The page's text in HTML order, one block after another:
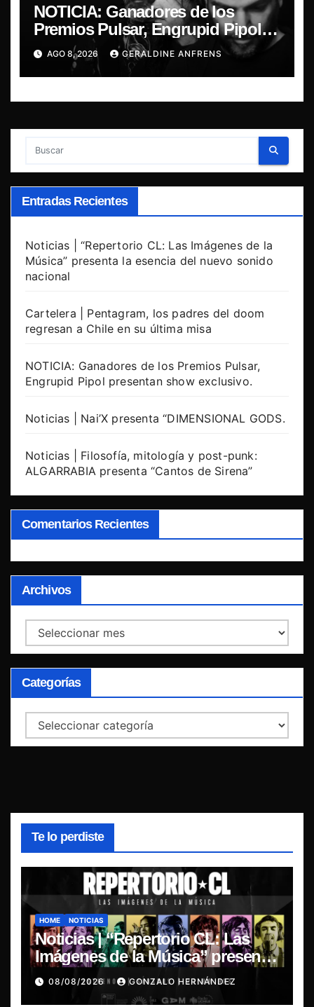
NOTICIA: Ganadores de los
Premios Pulsar, Engrupid Pipol
presentan show exclusivo.
AGO 8, 2026 GERALDINE ANFRENS
Entradas Recientes
Noticias | “Repertorio CL: Las Imágenes de la
Música” presenta la esencia del nuevo sonido
nacional
Cartelera | Pentagram, los padres del doom
regresan a Chile en su última misa
NOTICIA: Ganadores de los Premios Pulsar,
Engrupid Pipol presentan show exclusivo.
Noticias | Nai’X presenta “DIMENSIONAL GODS.
Noticias | Filosofía, mitología y post-punk:
ALGARRABIA presenta “Cantos de Sirena”
Comentarios Recientes
Archivos
Archivos
Categorías
Categorías
Te lo perdiste
HOME NOTICIAS
Noticias | “Repertorio CL: Las
Imágenes de la Música” presenta
la esencia del nuevo sonido
nacional
08/08/2026 GONZALO HERNÁNDEZ